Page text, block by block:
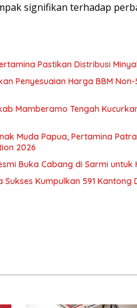
signifikan terhadap
Pastikan Distribusi
Penyesuaian Harga BBM
Mamberamo Tengah
Muda Papua, Pertamina
2026
Buka Cabang di Sarmi
Sukses Kumpulkan 591